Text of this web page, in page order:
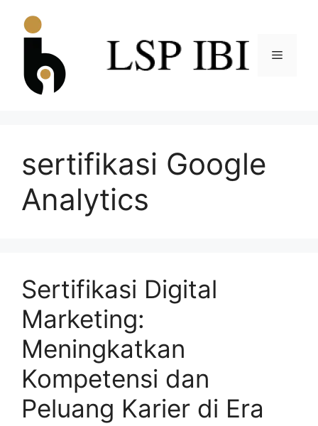
sertifikasi Google
Analytics
Sertifikasi Digital
Marketing:
Meningkatkan
Kompetensi dan
Peluang Karier di Era